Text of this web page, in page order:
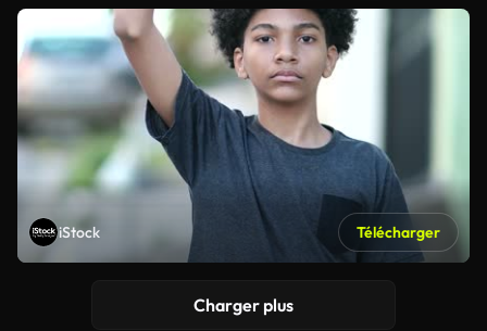
iStock Télécharger
Charger plus